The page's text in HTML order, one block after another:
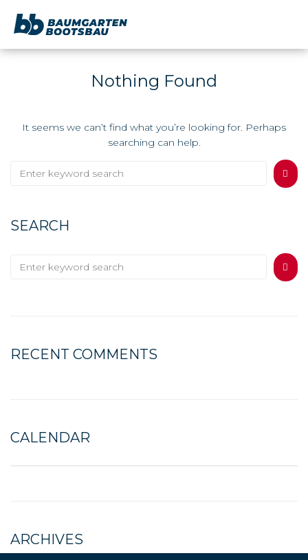
Nothing Found
It seems we can’t find what you’re looking for. Perhaps
searching can help.
SEARCH
RECENT COMMENTS
CALENDAR
ARCHIVES